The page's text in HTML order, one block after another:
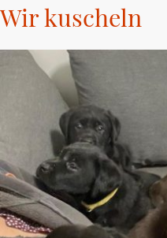
Wir kuscheln